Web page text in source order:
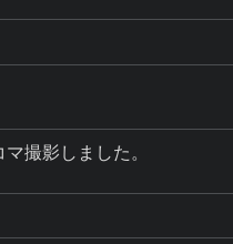
撮影しました。